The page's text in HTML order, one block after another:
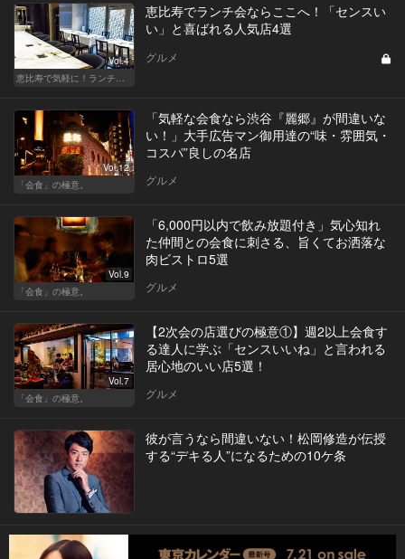
Vol.4
恵比寿でランチ会ならここへ！「センスい
い」と喜ばれる人気店4選
グルメ
Vol.12
「会食」の極意。
「気軽な会食なら渋谷『麗郷』が間違いな
い！」大手広告マン御用達の“味・雰囲気・
コスパ”良しの名店
グルメ
Vol.9
「会食」の極意。
「6,000円以内で飲み放題付き」気心知れ
た仲間との会食に刺さる、旨くてお洒落な
肉ビストロ5選
グルメ
Vol.7
「会食」の極意。
【2次会の店選びの極意①】週2以上会食す
る達人に学ぶ「センスいいね」と言われる
居心地のいい店5選！
グルメ
彼が言うなら間違いない！松岡修造が伝授
する“デキる人”になるための10ケ条